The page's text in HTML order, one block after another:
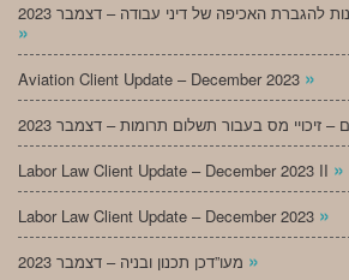
להגברת האכיפה של דיני עבודה – דצמבר 2023
»
Aviation Client Update – December 2023 »
Labor Law Client Update – December 2023 II »
Labor Law Client Update – December 2023 »
»